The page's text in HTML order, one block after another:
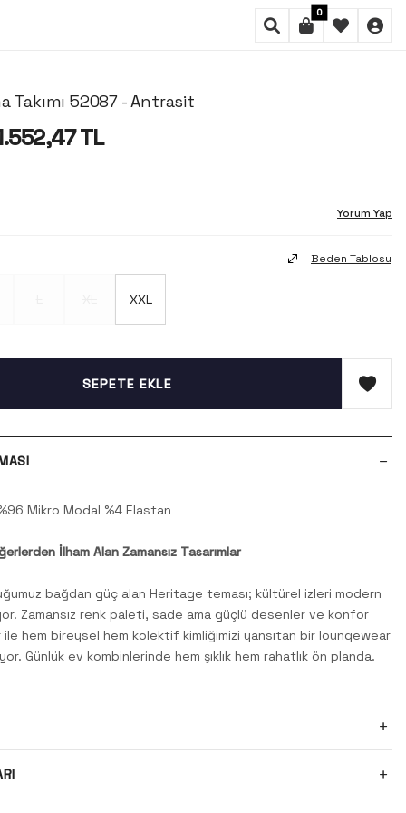
0
Takımı 52087 - Antrasit
TL
Yorum Yap
Beden Tablosu
XXL
SEPETE EKLE
Mikro Modal %4 Elastan
İlham Alan Zamansız Tasarımlar
bağdan güç alan Heritage teması; kültürel izleri modern
Zamansız renk paleti, sade ama güçlü desenler ve konfor
ile hem bireysel hem kolektif kimliğimizi yansıtan bir loungewear
Günlük ev kombinlerinde hem şıklık hem rahatlık ön planda.